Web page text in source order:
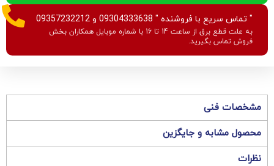
" تماس سریع با فروشنده " 09304333638 و 09357232212
به علت قطع برق از ساعت 14 تا 16 با شماره موبایل همکاران بخش
فروش تماس بگیرید.
مشخصات فنی
محصول مشابه و جایگزین
نظرات